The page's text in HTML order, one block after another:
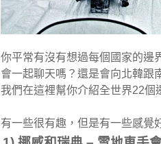
你平常有沒有想過每個國家的邊
會一起聊天嗎？還是會向北韓跟
我們在這裡幫你介紹全世界22個
有一些很有趣，但是有一些感覺